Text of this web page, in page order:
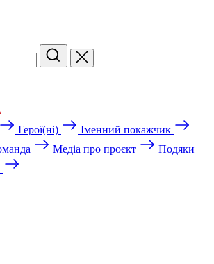
Герої(ні)
Іменний покажчик
Медіа про проєкт
Подяки